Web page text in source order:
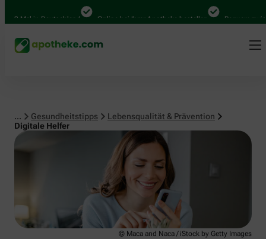
Mal in Deutschland Online bei Ihrer Apotheke bestellen Bequem
... Gesundheitstipps
Lebensqualität & Prävention
Digitale Helfer
Lebensqualität & Prävention
© Maca and Naca / iStock by Getty Images